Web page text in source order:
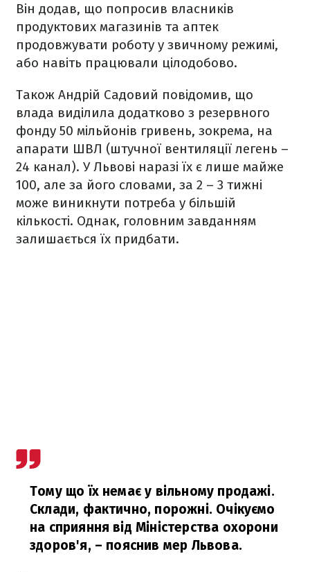
Він додав, що попросив власників
продуктових магазинів та аптек
продовжувати роботу у звичному режимі,
або навіть працювали цілодобово.
Також Андрій Садовий повідомив, що
влада виділила додатково з резервного
фонду 50 мільйонів гривень, зокрема, на
апарати ШВЛ (штучної вентиляції легень –
24 канал). У Львові наразі їх є лише майже
100, але за його словами, за 2 – 3 тижні
може виникнути потреба у більшій
кількості. Однак, головним завданням
залишається їх придбати.
Тому що їх немає у вільному продажі.
Склади, фактично, порожні. Очікуємо
на сприяння від Міністерства охорони
здоров'я, – пояснив мер Львова.